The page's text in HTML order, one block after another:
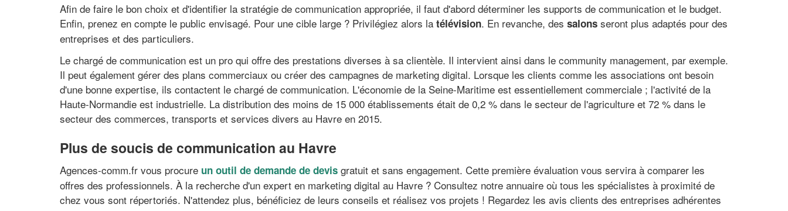
Afin de faire le bon choix et d'identifier la stratégie de communication appropriée, il faut d'abord déterminer les supports de communication et le budget.
Enfin, prenez en compte le public envisagé. Pour une cible large ? Privilégiez alors la télévision. En revanche, des salons seront plus adaptés pour des
entreprises et des particuliers.
Le chargé de communication est un pro qui offre des prestations diverses à sa clientèle. Il intervient ainsi dans le community management, par exemple.
Il peut également gérer des plans commerciaux ou créer des campagnes de marketing digital. Lorsque les clients comme les associations ont besoin
d'une bonne expertise, ils contactent le chargé de communication. L'économie de la Seine-Maritime est essentiellement commerciale ; l'activité de la
Haute-Normandie est industrielle. La distribution des moins de 15 000 établissements était de 0,2 % dans le secteur de l'agriculture et 72 % dans le
secteur des commerces, transports et services divers au Havre en 2015.
Plus de soucis de communication au Havre
Agences-comm.fr vous procure un outil de demande de devis gratuit et sans engagement. Cette première évaluation vous servira à comparer les
offres des professionnels. À la recherche d'un expert en marketing digital au Havre ? Consultez notre annuaire où tous les spécialistes à proximité de
chez vous sont répertoriés. N'attendez plus, bénéficiez de leurs conseils et réalisez vos projets ! Regardez les avis clients des entreprises adhérentes